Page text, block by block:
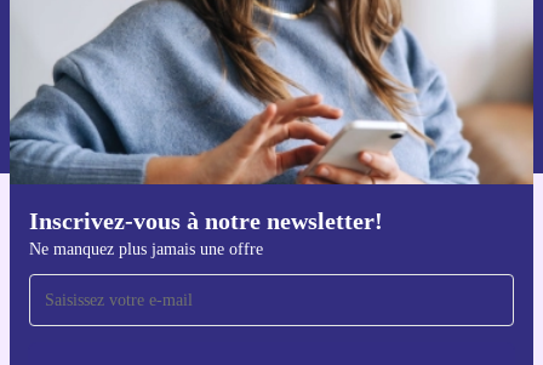
Inscrivez-vous à notre newsletter!
Ne manquez plus jamais une offre
S'inscrire
Retrouvez les informations sur l'utilisation des données personnelles
dans notre
politique de confidentialité.
Téléchargez l'application refurbed
Pour iOS et Android